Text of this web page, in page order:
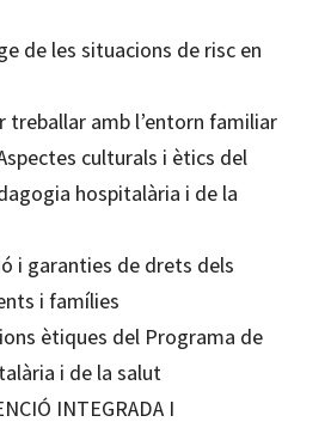
de les situacions de risc en
treballar amb l’entorn familiar
culturals i ètics del
hospitalària i de la
i garanties de drets dels
i famílies
ètiques del Programa de
i de la salut
INTEGRADA I